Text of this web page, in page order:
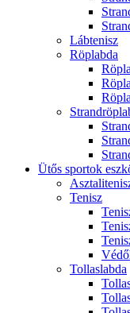
Lábtenisz
Röplabda
Ütős sportok
Tenisz
Tollaslabda